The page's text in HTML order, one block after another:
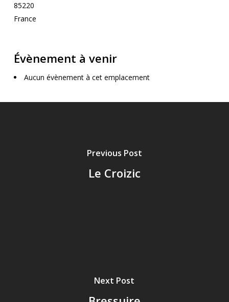
85220
France
Évènement à venir
Aucun évènement à cet emplacement
Previous Post
Le Croizic
Next Post